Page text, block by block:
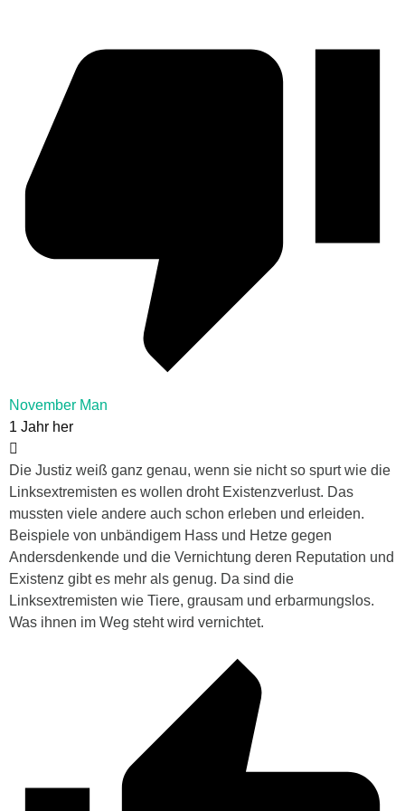
November Man
1 Jahr her
Die Justiz weiß ganz genau, wenn sie nicht so spurt wie die
Linksextremisten es wollen droht Existenzverlust. Das
mussten viele andere auch schon erleben und erleiden.
Beispiele von unbändigem Hass und Hetze gegen
Andersdenkende und die Vernichtung deren Reputation und
Existenz gibt es mehr als genug. Da sind die
Linksextremisten wie Tiere, grausam und erbarmungslos.
Was ihnen im Weg steht wird vernichtet.